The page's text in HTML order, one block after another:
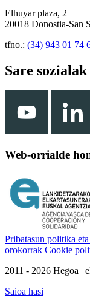
Elhuyar plaza, 2
20018 Donostia-San
tfno.: (34) 943 01 74
Sare sozialak
Web-orrialde
Pribatasun politika eta
orokorrak Cookie
2011 - 2026 Hegoa |
Saioa hasi